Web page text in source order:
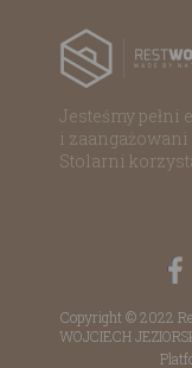
Jesteśmy pełni
i zaangażowani
Stolarni
Copyright © 2022
WOJCIECH